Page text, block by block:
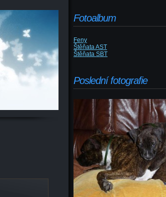
Fotoalbum
Feny
Štěňata AST
Štěňata SBT
Poslední fotografie